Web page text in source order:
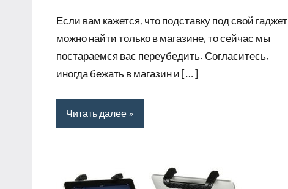
2023
Если вам кажется, что подставку под свой гаджет
можно найти только в магазине, то сейчас мы
постараемся вас переубедить. Согласитесь,
иногда бежать в магазин и […]
Читать далее